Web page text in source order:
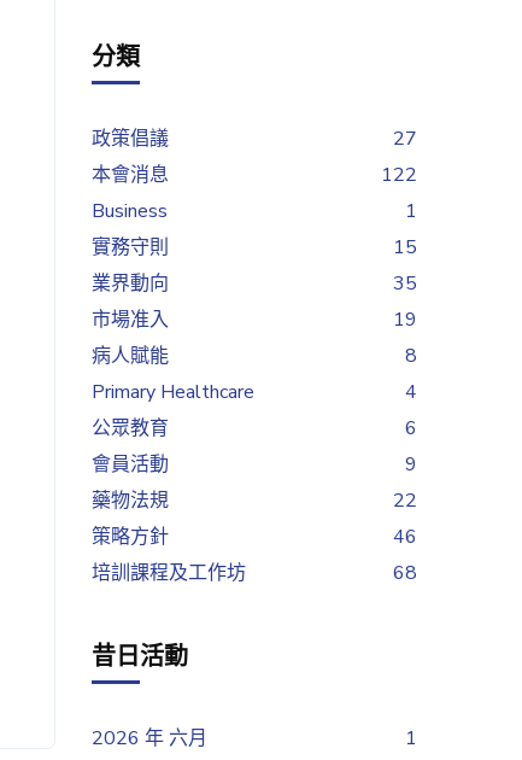
分類
政策倡議
27
本會消息
122
Business
1
實務守則
15
業界動向
35
市場准入
19
病人賦能
8
Primary Healthcare
4
公眾教育
6
會員活動
9
藥物法規
22
策略方針
46
培訓課程及工作坊
68
昔日活動
2026 年 六月
1